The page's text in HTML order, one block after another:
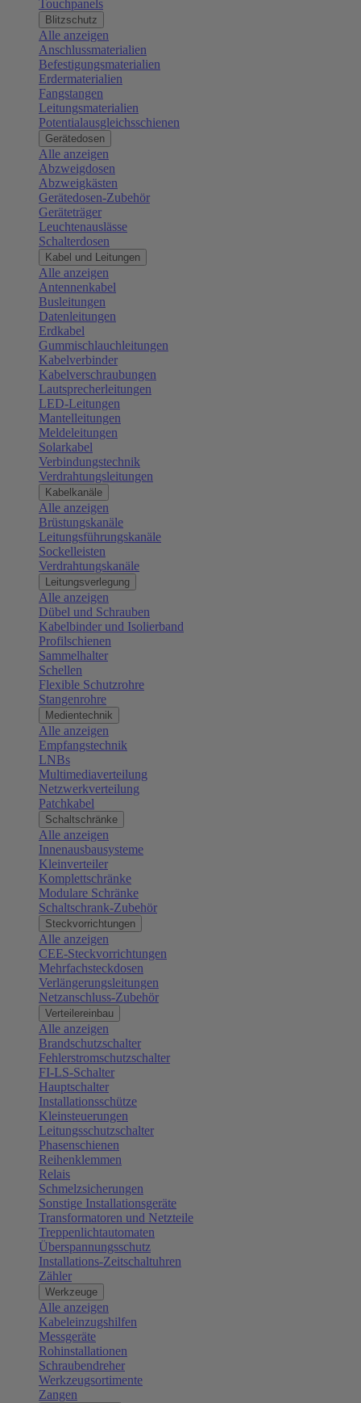
Touchpanels
Blitzschutz
Alle anzeigen
Anschlussmaterialien
Befestigungsmaterialien
Erdermaterialien
Fangstangen
Leitungsmaterialien
Potentialausgleichsschienen
Gerätedosen
Alle anzeigen
Abzweigdosen
Abzweigkästen
Gerätedosen-Zubehör
Geräteträger
Leuchtenauslässe
Schalterdosen
Kabel und Leitungen
Alle anzeigen
Antennenkabel
Busleitungen
Datenleitungen
Erdkabel
Gummischlauchleitungen
Kabelverbinder
Kabelverschraubungen
Lautsprecherleitungen
LED-Leitungen
Mantelleitungen
Meldeleitungen
Solarkabel
Verbindungstechnik
Verdrahtungsleitungen
Kabelkanäle
Alle anzeigen
Brüstungskanäle
Leitungsführungskanäle
Sockelleisten
Verdrahtungskanäle
Leitungsverlegung
Alle anzeigen
Dübel und Schrauben
Kabelbinder und Isolierband
Profilschienen
Sammelhalter
Schellen
Flexible Schutzrohre
Stangenrohre
Medientechnik
Alle anzeigen
Empfangstechnik
LNBs
Multimediaverteilung
Netzwerkverteilung
Patchkabel
Schaltschränke
Alle anzeigen
Innenausbausysteme
Kleinverteiler
Komplettschränke
Modulare Schränke
Schaltschrank-Zubehör
Steckvorrichtungen
Alle anzeigen
CEE-Steckvorrichtungen
Mehrfachsteckdosen
Verlängerungsleitungen
Netzanschluss-Zubehör
Verteilereinbau
Alle anzeigen
Brandschutzschalter
Fehlerstromschutzschalter
FI-LS-Schalter
Hauptschalter
Installationsschütze
Kleinsteuerungen
Leitungsschutzschalter
Phasenschienen
Reihenklemmen
Relais
Schmelzsicherungen
Sonstige Installationsgeräte
Transformatoren und Netzteile
Treppenlichtautomaten
Überspannungsschutz
Installations-Zeitschaltuhren
Zähler
Werkzeuge
Alle anzeigen
Kabeleinzugshilfen
Messgeräte
Rohinstallationen
Schraubendreher
Werkzeugsortimente
Zangen